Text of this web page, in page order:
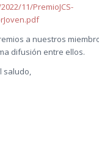
11/PremioJCS-
a nuestros
difusión entre ellos.
saludo,